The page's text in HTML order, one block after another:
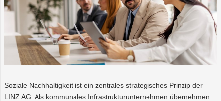
Soziale Nachhaltigkeit ist ein zentrales strategisches Prinzip der
LINZ AG. Als kommunales Infrastrukturunternehmen übernehmen